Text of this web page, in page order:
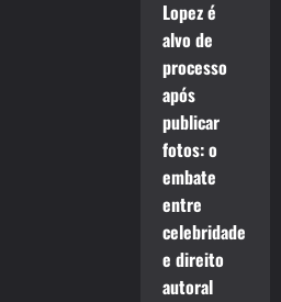
Lopez é
alvo de
processo
após
publicar
fotos: o
embate
entre
celebridade
e direito
autoral